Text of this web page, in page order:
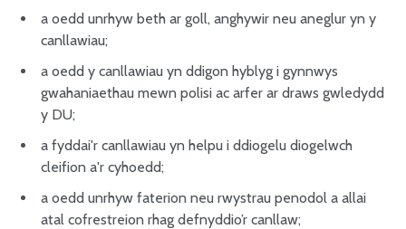
a oedd unrhyw beth ar goll, anghywir neu aneglur yn y
canllawiau;
a oedd y canllawiau yn ddigon hyblyg i gynnwys
gwahaniaethau mewn polisi ac arfer ar draws gwledydd
y DU;
a fyddai'r canllawiau yn helpu i ddiogelu diogelwch
cleifion a'r cyhoedd;
a oedd unrhyw faterion neu rwystrau penodol a allai
atal cofrestreion rhag defnyddio’r canllaw;